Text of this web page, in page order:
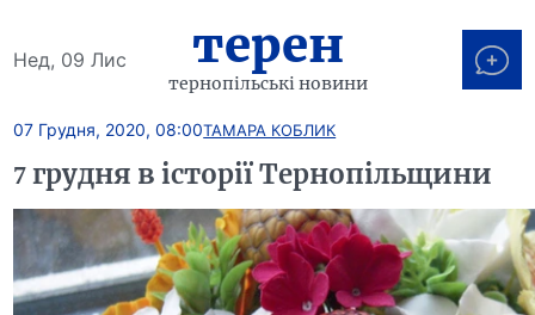
Нед, 09 Лис терен
тернопільські новини
07 Грудня, 2020, 08:00ТАМАРА КОБЛИК
7 грудня в історії Тернопільщини